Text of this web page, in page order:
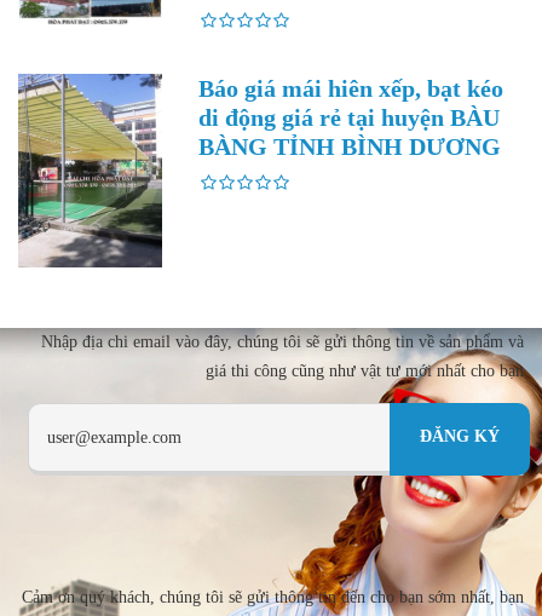
Báo giá mái hiên xếp, bạt kéo
di động giá rẻ tại huyện BÀU
BÀNG TỈNH BÌNH DƯƠNG
Nhập địa chi email vào đây, chúng tôi sẽ gửi thông tin về sản phẩm và
giá thi công cũng như vật tư mới nhất cho bạn
Cảm ơn quý khách, chúng tôi sẽ gửi thông tin đến cho bạn sớm nhất, bạn